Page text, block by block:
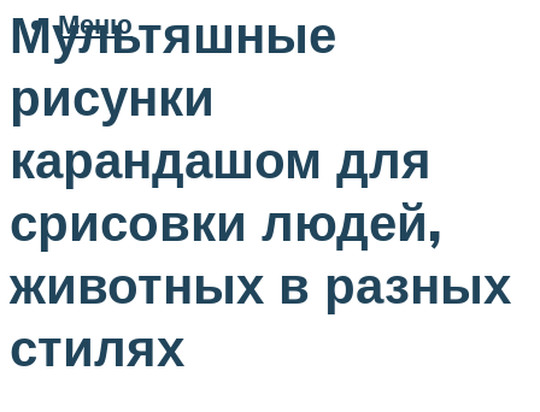
Меню
Мультяшные
рисунки
карандашом для
срисовки людей,
животных в разных
стилях